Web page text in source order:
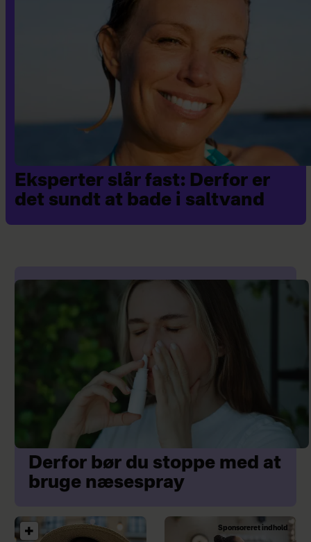
Eksperter slår fast: Derfor er
det sundt at bade i saltvand
Derfor bør du stoppe med at
bruge næsespray
Sponsoreret indhold